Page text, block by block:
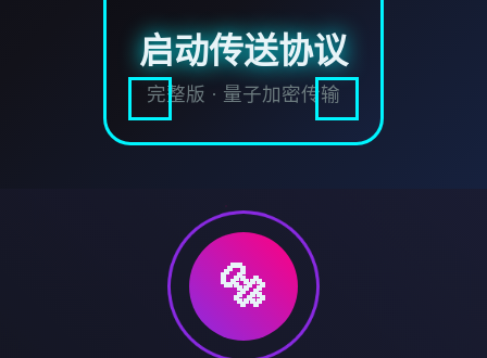
启动传送协议
完整版 · 量子加密传输
🔩